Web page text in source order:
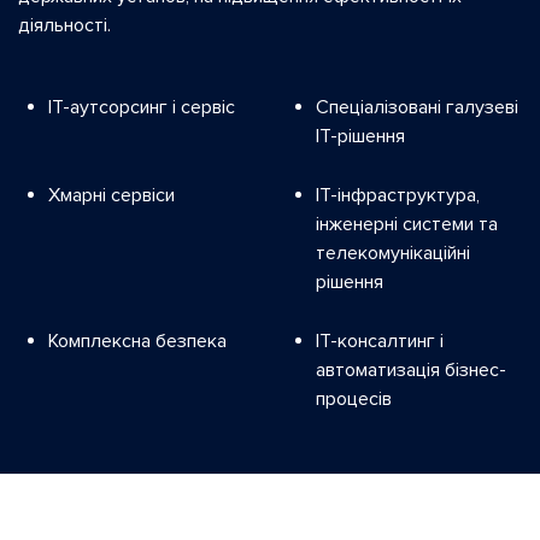
Новини
діяльності.
ІТ-аутсорсинг і сервіс
Спеціалізовані галузеві
ІТ-рішення
Хмарні сервіси
ІТ-інфраструктура,
інженерні системи та
телекомунікаційні
рішення
Комплексна безпека
ІТ-консалтинг і
автоматизація бізнес-
процесів